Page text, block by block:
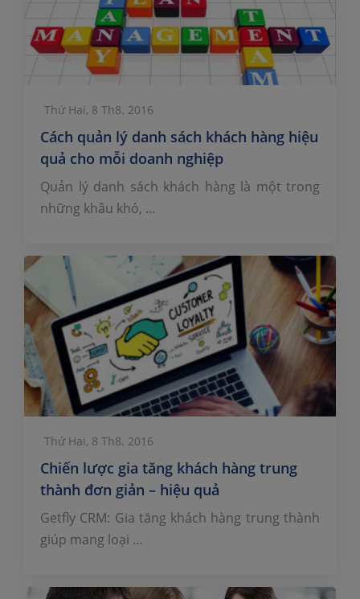
Thứ Hai, 8 Th8. 2016
Cách quản lý danh sách khách hàng hiệu
quả cho mỗi doanh nghiệp
Quản lý danh sách khách hàng là một trong
những khâu khó, …
Thứ Hai, 8 Th8. 2016
Chiến lược gia tăng khách hàng trung
thành đơn giản – hiệu quả
Getfly CRM: Gia tăng khách hàng trung thành
giúp mang loại …